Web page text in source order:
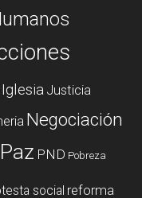
Iglesia Justicia
Negociación
Paz PND Pobreza
social reforma